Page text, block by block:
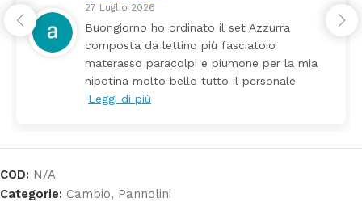
27 Luglio 2026
Buongiorno ho ordinato il set Azzurra
composta da lettino più fasciatoio
materasso paracolpi e piumone per la mia
nipotina molto bello tutto il personale
Leggi di più
COD: N/A
Categorie: Cambio, Pannolini